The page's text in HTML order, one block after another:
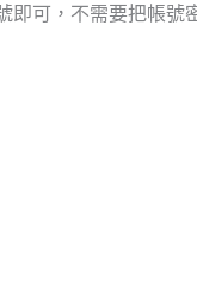
可，不需要把帳